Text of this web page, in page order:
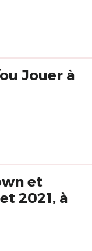
Jouer à
et
2021, à